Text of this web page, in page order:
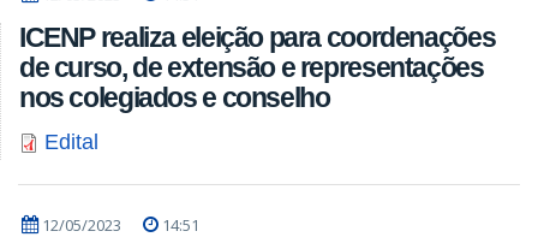
ICENP realiza eleição para coordenações
de curso, de extensão e representações
nos colegiados e conselho
Edital
12/05/2023 14:51